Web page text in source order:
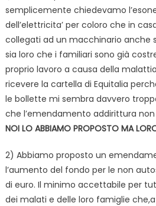
semplicemente chiedevamo
dell’elettricita’ per coloro che in
collegati ad un macchinario anche
sia loro che i familiari sono già
proprio lavoro a causa della
ricevere la cartella di Equitalia
le bollette mi sembra davvero
che l’emendamento addirittura
NOI LO ABBIAMO PROPOSTO MA
2) Abbiamo proposto un
l’aumento del fondo per le non
di euro. Il minimo accettabile per
dei malati e delle loro famiglie